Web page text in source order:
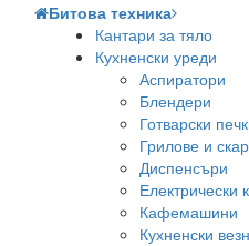
Битова техника
Кантари за тяло
Кухненски уреди
Аспиратори
Блендери
Готварски
Грилове и
Диспенсъри
Електрически
Кафемашини
Кухненски